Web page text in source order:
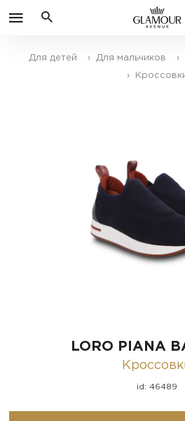
Для детей › Для мальчиков ›
›
LORO PIANA
id: 46489